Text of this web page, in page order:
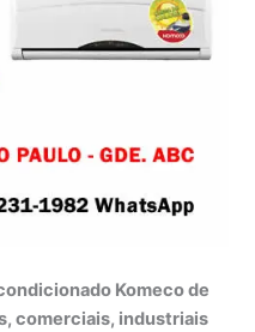
Komeco de
comerciais, industriais